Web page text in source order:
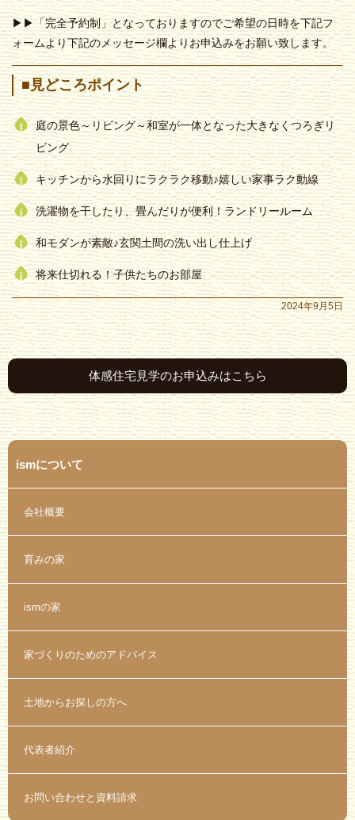
▶▶「完全予約制」となっておりますのでご希望の日時を下記フ
ォームより下記のメッセージ欄よりお申込みをお願い致します。
■見どころポイント
庭の景色～リビング～和室が一体となった大きなくつろぎリ
ビング
キッチンから水回りにラクラク移動♪嬉しい家事ラク動線
洗濯物を干したり、畳んだりが便利！ランドリールーム
和モダンが素敵♪玄関土間の洗い出し仕上げ
将来仕切れる！子供たちのお部屋
2024年9月5日
体感住宅見学のお申込みはこちら
ismについて
会社概要
育みの家
ismの家
家づくりのためのアドバイス
土地からお探しの方へ
代表者紹介
お問い合わせと資料請求